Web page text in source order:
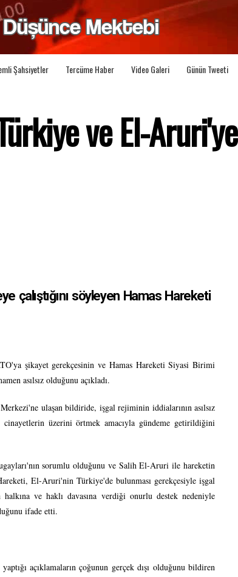
Şahsiyetler Tercüme Haber Video Galeri Günün Tweeti
ve El-Aruri'ye
çalıştığını söyleyen Hamas Hareketi
şikayet gerekçesinin ve Hamas Hareketi Siyasi Birimi
asılsız olduğunu açıkladı.
ulaşan bildiride, işgal rejiminin iddialarının asılsız
üzerini örtmek amacıyla gündeme getirildiğini
sorumlu olduğunu ve Salih El-Aruri ile hareketin
El-Aruri'nin Türkiye'de bulunması gerekçesiyle işgal
ve haklı davasına verdiği onurlu destek nedeniyle
ifade etti.
açıklamaların çoğunun gerçek dışı olduğunu bildiren